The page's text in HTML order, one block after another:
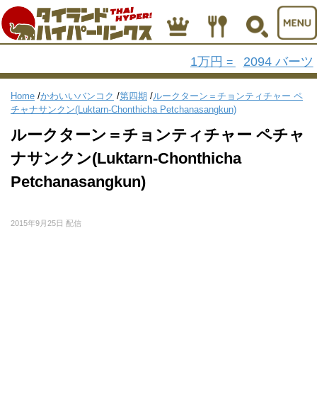
1万円 = 2094 バーツ
Home /かわいいバンコク /第四期 /ルークターン＝チョンティチャー ペ
チャナサンクン(Luktarn-Chonthicha Petchanasangkun)
ルークターン＝チョンティチャー ペチャ
ナサンクン(Luktarn-Chonthicha
Petchanasangkun)
2015年9月25日 配信